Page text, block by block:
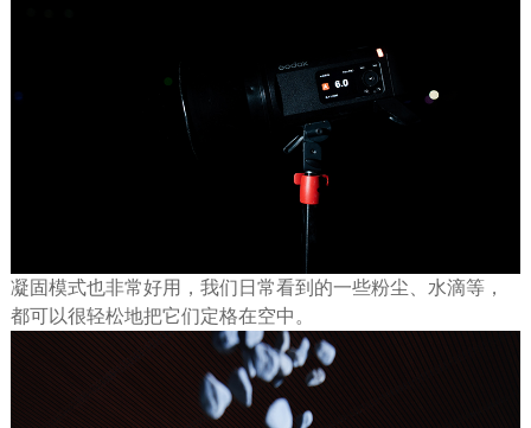
凝固模式也非常好用，我们日常看到的一些粉尘、水滴等，
都可以很轻松地把它们定格在空中。